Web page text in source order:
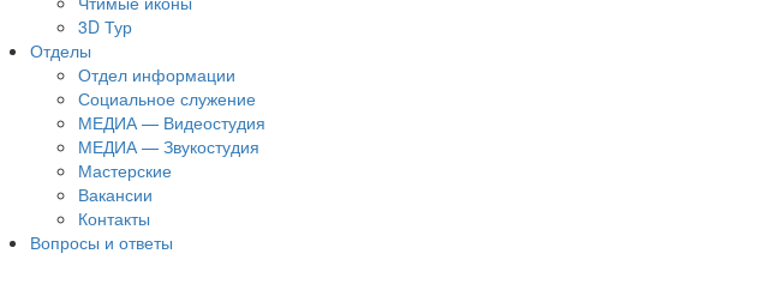
3D Тур
Отделы
Отдел информации
Социальное служение
МЕДИА — Видеостудия
МЕДИА — Звукостудия
Мастерские
Вакансии
Контакты
Вопросы и ответы